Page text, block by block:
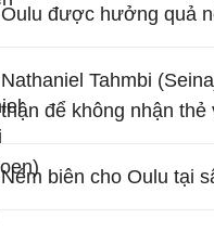
Oulu được hưởng quả
Nathaniel Tahmbi
thận để không nhận thẻ
Ném biên cho Oulu tại